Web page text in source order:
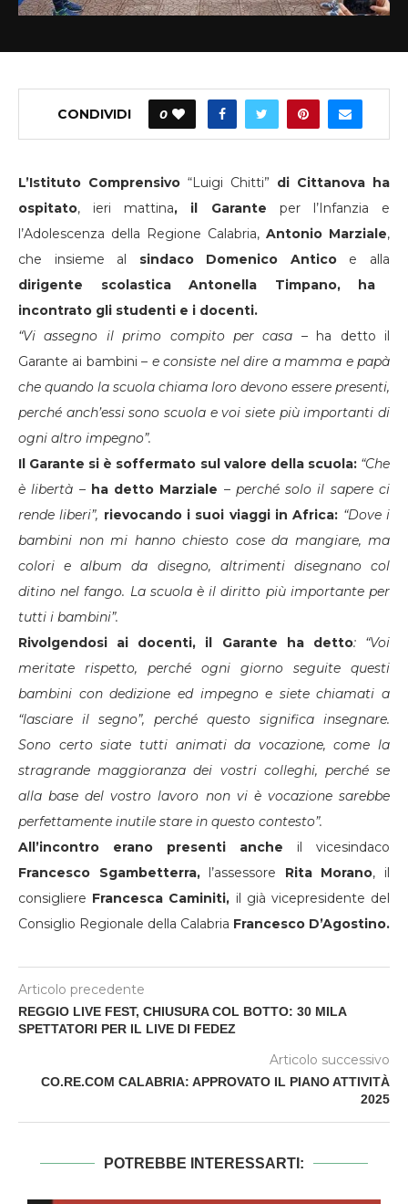
CONDIVIDI 0
L’Istituto Comprensivo “Luigi Chitti” di Cittanova ha
ospitato, ieri mattina, il Garante per l’Infanzia e
l’Adolescenza della Regione Calabria, Antonio Marziale,
che insieme al sindaco Domenico Anticoe alla
dirigente scolastica Antonella Timpano, ha
incontrato gli studenti e i docenti.
“Vi assegno il primo compito per casa – ha detto il
Garante ai bambini – e consiste nel dire a mamma e papà
che quando la scuola chiama loro devono essere presenti,
perché anch’essi sono scuola e voi siete più importanti di
ogni altro impegno”.
Il Garante si è soffermato sul valore della scuola: “Che
è libertà – ha detto Marziale – perché solo il sapere ci
rende liberi”, rievocando i suoi viaggi in Africa: “Dove i
bambini non mi hanno chiesto cose da mangiare, ma
colori e album da disegno, altrimenti disegnano col
ditino nel fango. La scuola è il diritto più importante per
tutti i bambini”.
Rivolgendosi ai docenti, il Garante ha detto:
“Voi
meritate rispetto, perché ogni giorno seguite questi
bambini con dedizione ed impegno e siete chiamati a
“lasciare il segno”, perché questo significa insegnare.
Sono certo siate tutti animati da vocazione, come la
stragrande maggioranza dei vostri colleghi, perché se
alla base del vostro lavoro non vi è vocazione sarebbe
perfettamente inutile stare in questo contesto”.
All’incontro erano presenti anche il vicesindaco
Francesco Sgambetterra,l’assessore Rita Morano, il
consigliere Francesca Caminiti, il già vicepresidente del
Consiglio Regionale della Calabria Francesco D’Agostino.
Articolo precedente
REGGIO LIVE FEST, CHIUSURA COL BOTTO: 30 MILA
SPETTATORI PER IL LIVE DI FEDEZ
Articolo successivo
CO.RE.COM CALABRIA: APPROVATO IL PIANO ATTIVITÀ
2025
POTREBBE INTERESSARTI: